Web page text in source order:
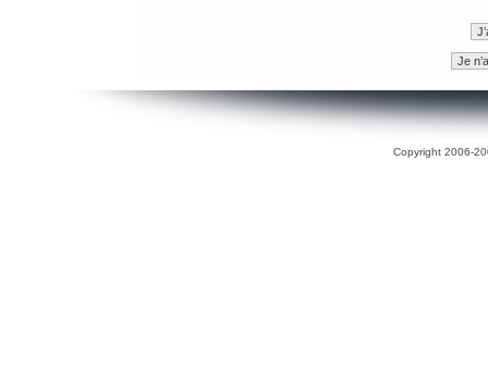
Copyright 2006-